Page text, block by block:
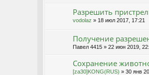
Разрешить
vodolaz » 18 июл 2017, 17:21
Получение
Павел 4415» 22 июн 2019,
Сохранение
[za30]KONG(RUS) » 30 янв